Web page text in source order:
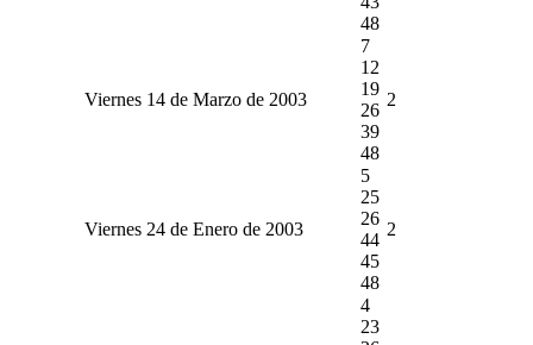
48
Viernes 14 de Marzo de 2003
7
12
19
26
39
48
2
Viernes 24 de Enero de 2003
5
25
26
44
45
48
2
4
23